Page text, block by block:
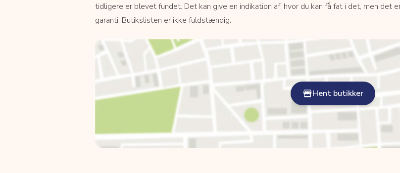
tidligere er blevet fundet. Det kan give en indikation af, hvor du kan få fat i det, men det
garanti. Butikslisten er ikke fuldstændig.
Hent butikker